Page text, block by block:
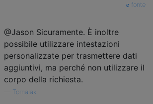
fonte
@Jason Sicuramente. È inoltre
possibile utilizzare intestazioni
personalizzate per trasmettere dati
aggiuntivi, ma perché non utilizzare il
corpo della richiesta.
Tomalak,